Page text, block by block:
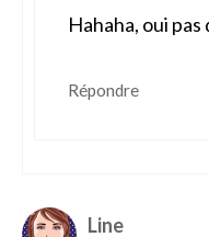
Hahaha, oui
Répondre
Line